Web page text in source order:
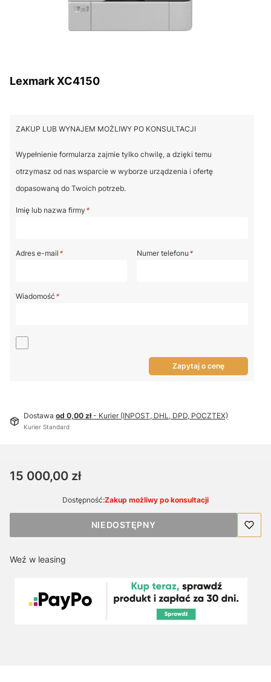
Lexmark XC4150
ZAKUP LUB WYNAJEM MOŻLIWY PO KONSULTACJI
Wypełnienie formularza zajmie tylko chwilę, a dzięki temu
otrzymasz od nas wsparcie w wyborze urządzenia i ofertę
dopasowaną do Twoich potrzeb.
Imię lub nazwa firmy *
Adres e-mail * Numer telefonu *
Wiadomość *
Zapytaj o cenę
Dostawa od 0,00 zł- Kurier (INPOST, DHL, DPD, POCZTEX)
Kurier Standard
Cena
15 000,00 zł
Dostępność:Zakup możliwy po konsultacji
NIEDOSTĘPNY
Weź w leasing